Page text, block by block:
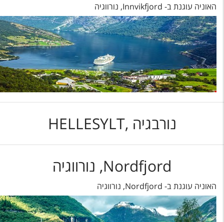
האוניה עוגנת ב- Innvikfjord, נורווגיה
נורבגיה ,HELLESYLT
Nordfjord, נורווגיה
האוניה עוגנת ב- Nordfjord, נורווגיה